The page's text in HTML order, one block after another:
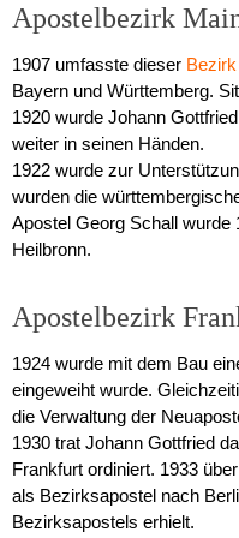
Apostelbezirk
1907 umfasste dieser Bezirk
Bayern und Württemberg.
1920 wurde Johann
weiter in seinen Händen.
1922 wurde zur
wurden die
Apostel Georg Schall
Heilbronn.
Apostelbezirk
1924 wurde mit dem Bau
eingeweiht wurde.
die Verwaltung der
1930 trat Johann Gottfried
Frankfurt ordiniert. 1933
als Bezirksapostel nach
Bezirksapostels erhielt.